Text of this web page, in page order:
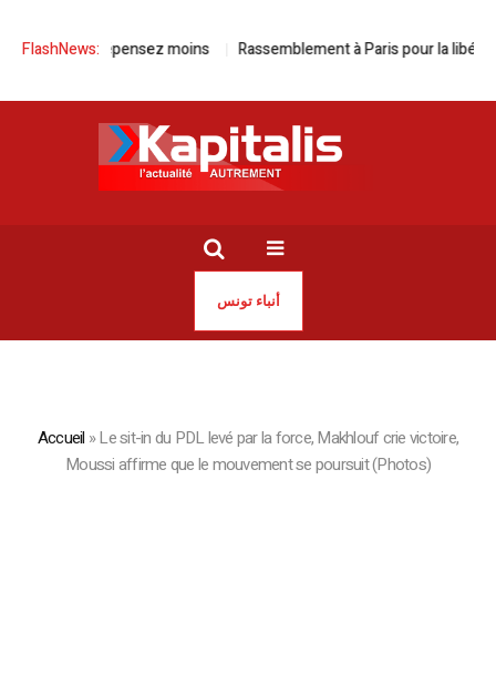
FlashNews:
dépensez moins Rassemblement à Paris pour la libération de
أنباء تونس
Accueil »Le sit-in du PDL levé par la force, Makhlouf crie victoire,
Moussi affirme que le mouvement se poursuit (Photos)